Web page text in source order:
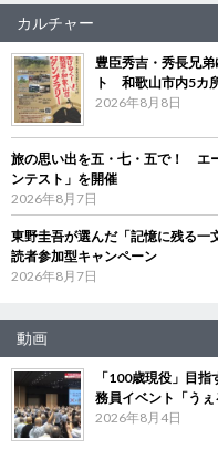
カルチャー
豊臣秀吉・秀長兄
ト 和歌山市内5カ
2026年8月8日
旅の思い出を五・七・五で！ エ
ンテスト」を開催
2026年8月7日
東野圭吾が選んだ「記憶に残る
読者参加型キャンペーン
2026年8月7日
動画
「100歳現役」目
務員イベント「うぇ
2026年8月4日